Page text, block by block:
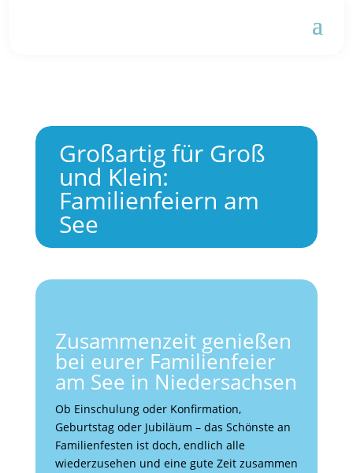
Großartig für Groß
und Klein:
Familienfeiern am
See
Zusammenzeit genießen
bei eurer Familienfeier
am See in Niedersachsen
Ob Einschulung oder Konfirmation,
Geburtstag oder Jubiläum – das Schönste an
Familienfesten ist doch, endlich alle
wiederzusehen und eine gute Zeit zusammen